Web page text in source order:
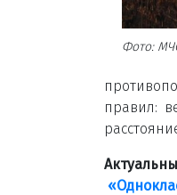
Фото:
правил: